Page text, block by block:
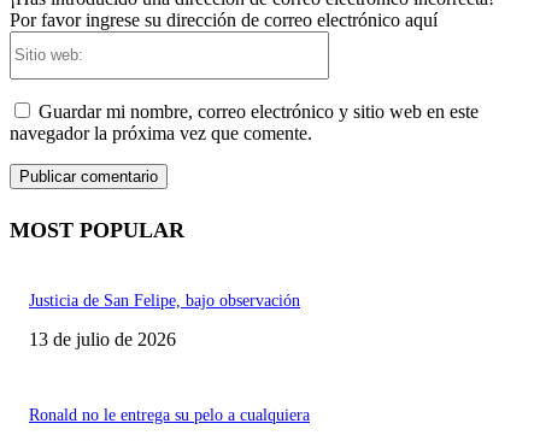
Por favor ingrese su dirección de correo electrónico aquí
Guardar mi nombre, correo electrónico y sitio web en este
navegador la próxima vez que comente.
MOST POPULAR
Justicia de San Felipe, bajo observación
13 de julio de 2026
Ronald no le entrega su pelo a cualquiera